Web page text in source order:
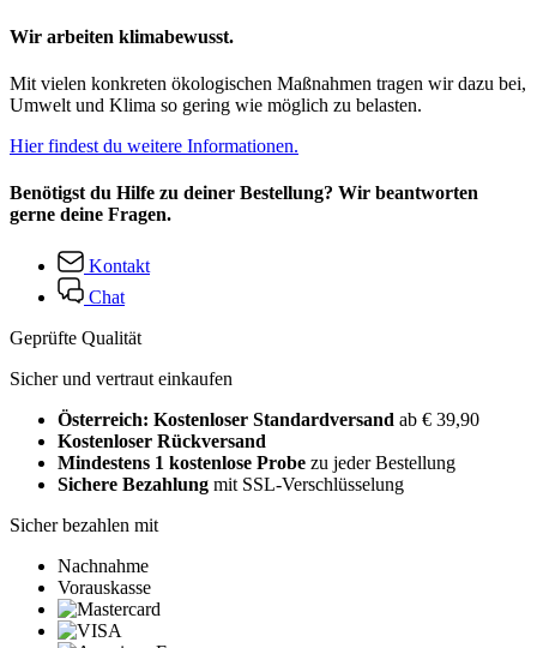
Wir arbeiten klimabewusst.
Mit vielen konkreten ökologischen Maßnahmen tragen wir dazu bei,
Umwelt und Klima so gering wie möglich zu belasten.
Hier findest du weitere Informationen.
Benötigst du Hilfe zu deiner Bestellung? Wir beantworten
gerne deine Fragen.
Kontakt
Chat
Geprüfte Qualität
Sicher und vertraut einkaufen
Österreich: Kostenloser Standardversand ab € 39,90
Kostenloser Rückversand
Mindestens 1 kostenlose Probe zu jeder Bestellung
Sichere Bezahlung mit SSL-Verschlüsselung
Sicher bezahlen mit
Nachnahme
Vorauskasse